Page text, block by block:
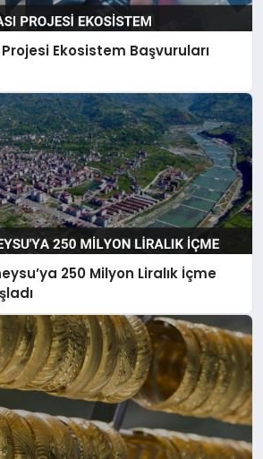
Ekosistem Başvuruları
250 Milyon Liralık İçme